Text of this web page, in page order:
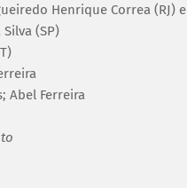
Henrique Correa (RJ)
(SP)
Abel Ferreira